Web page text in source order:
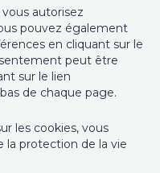
Oui
Oui
collectif
vous autorisez
pouvez également
en cliquant sur le
peut être
sur le lien
de chaque page.
les cookies, vous
la protection de la vie
et anti-blanchiment :
IPI sous le numéro 104
TVA BE-0863.945.049
des agents
1000 Bruxelles (+32 2 505
déontologique de l’ IPI
via AXA Belgium SA,